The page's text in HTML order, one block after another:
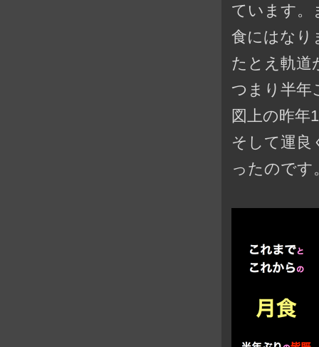
ています。
食にはなり
たとえ軌道
つまり半年
図上の昨年
そして運良
ったのです